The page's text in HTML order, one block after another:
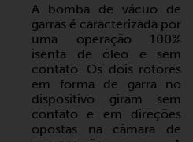
A bomba de vácuo de
garras é caracterizada por
uma operação 100%
isenta de óleo e sem
contato. Os dois rotores
em forma de garra no
dispositivo giram sem
contato e em direções
opostas na câmara de